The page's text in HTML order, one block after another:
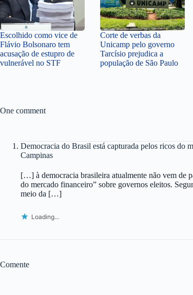
Escolhido como vice de
Flávio Bolsonaro tem
acusação de estupro de
vulnerável no STF
Corte de verbas da
Unicamp pelo governo
Tarcísio prejudica a
população de São Paulo
One comment
Democracia do Brasil está capturada pelos ricos do
Campinas
[…] à democracia brasileira atualmente não vem de
do mercado financeiro” sobre governos eleitos.
meio da […]
Loading...
Comente